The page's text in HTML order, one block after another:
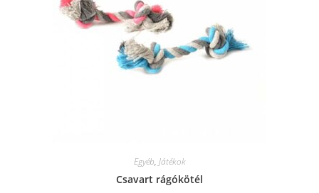
Egyéb, Játékok
Csavart rágókötél